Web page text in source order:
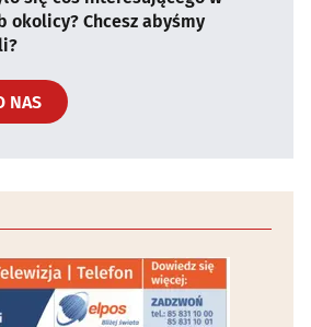
okolicy? Chcesz abyśmy
NAS